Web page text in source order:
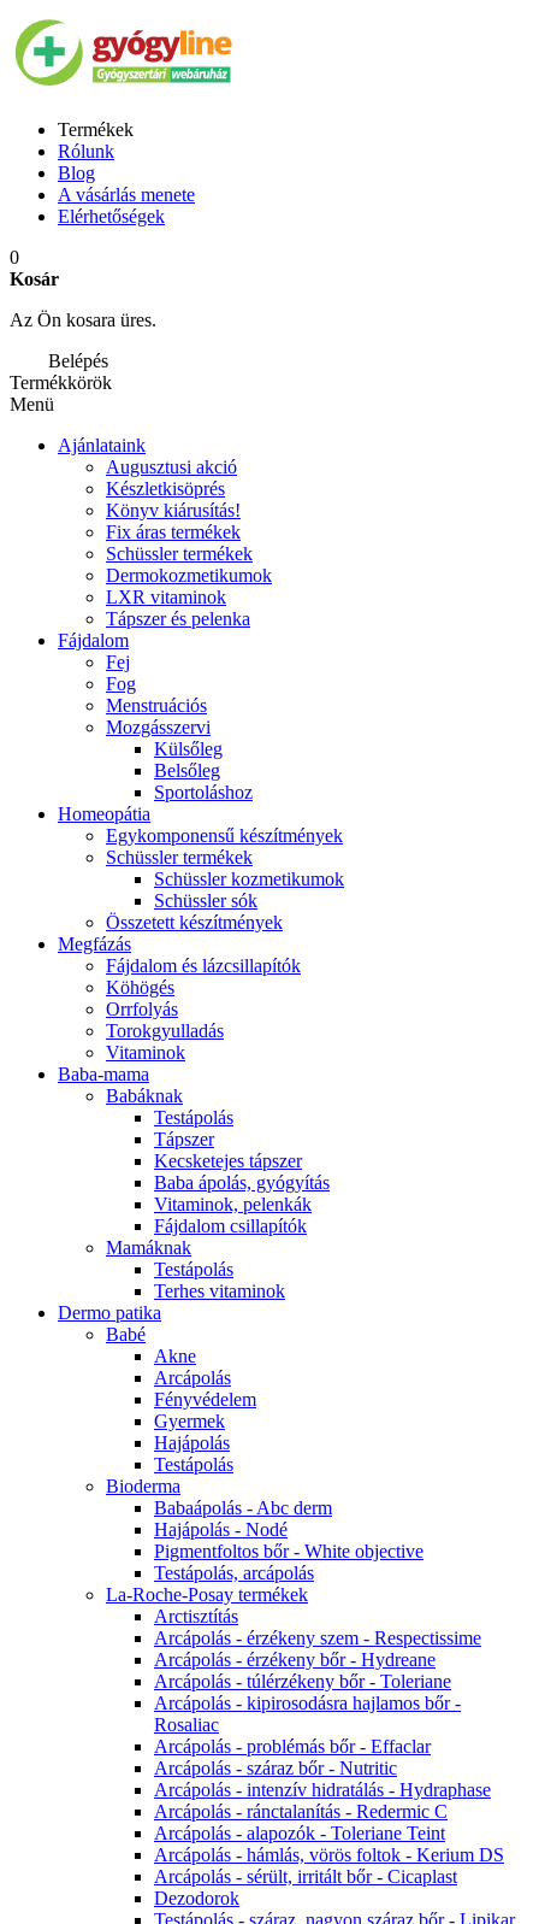
Termékek
Rólunk
Blog
A vásárlás menete
Elérhetőségek
0
Kosár
Az Ön kosara üres.
Belépés
Termékkörök
Menü
Ajánlataink
Augusztusi akció
Készletkisöprés
Könyv kiárusítás!
Fix áras termékek
Schüssler termékek
Dermokozmetikumok
LXR vitaminok
Tápszer és pelenka
Fájdalom
Fej
Fog
Menstruációs
Mozgásszervi
Külsőleg
Belsőleg
Sportoláshoz
Homeopátia
Egykomponensű készítmények
Schüssler termékek
Schüssler kozmetikumok
Schüssler sók
Összetett készítmények
Megfázás
Fájdalom és lázcsillapítók
Köhögés
Orrfolyás
Torokgyulladás
Vitaminok
Baba-mama
Babáknak
Testápolás
Tápszer
Kecsketejes tápszer
Baba ápolás, gyógyítás
Vitaminok, pelenkák
Fájdalom csillapítók
Mamáknak
Testápolás
Terhes vitaminok
Dermo patika
Babé
Akne
Arcápolás
Fényvédelem
Gyermek
Hajápolás
Testápolás
Bioderma
Babaápolás - Abc derm
Hajápolás - Nodé
Pigmentfoltos bőr - White objective
Testápolás, arcápolás
La-Roche-Posay termékek
Arctisztítás
Arcápolás - érzékeny szem - Respectissime
Arcápolás - érzékeny bőr - Hydreane
Arcápolás - túlérzékeny bőr - Toleriane
Arcápolás - kipirosodásra hajlamos bőr -
Rosaliac
Arcápolás - problémás bőr - Effaclar
Arcápolás - száraz bőr - Nutritic
Arcápolás - intenzív hidratálás - Hydraphase
Arcápolás - ránctalanítás - Redermic C
Arcápolás - alapozók - Toleriane Teint
Arcápolás - hámlás, vörös foltok - Kerium DS
Arcápolás - sérült, irritált bőr - Cicaplast
Dezodorok
Testápolás - száraz, nagyon száraz bőr - Lipikar